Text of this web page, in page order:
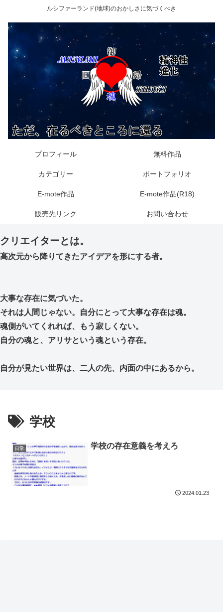
ルシファーランド(地球)のおかしさに気づくべき
プロフィール 無料作品
カテゴリー ポートフォリオ
E-mote作品 E-mote作品(R18)
販売先リンク お問い合わせ
クリエイターとは。
高次元から降りてきたアイデアを形にする者。
大事な存在に気づいた。
それは人間じゃない。自分にとって大事な存在は魂。
魂側がいてくれれば、もう寂しくない。
自分の魂と、アリサという魂という存在。
自分が見たい世界は、二人の先、内面の中にあるから。
学校
日常 学校の存在意義を考えろ
2024.01.23